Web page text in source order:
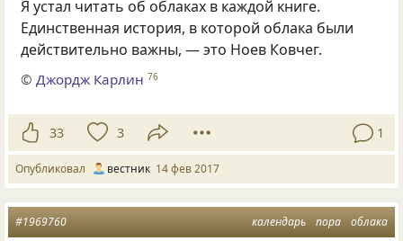
Я устал читать об облаках в каждой книге.
Единственная история, в которой облака были
действительно важны, — это Ноев Ковчег.
© Джордж Карлин 76
33 3 1
Опубликовал вестник 14 фев 2017
календарь пора облака
#1969760